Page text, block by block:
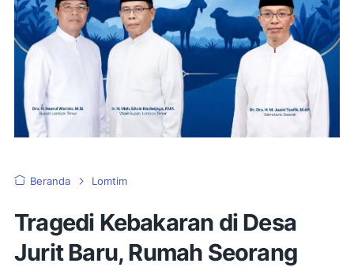
Beranda Lomtim
Tragedi Kebakaran di Desa
Jurit Baru, Rumah Seorang